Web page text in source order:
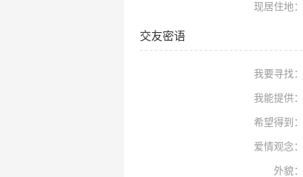
现居住地：
交友密语
我要寻找：
我能提供：
希望得到：
爱情观念：
外貌：